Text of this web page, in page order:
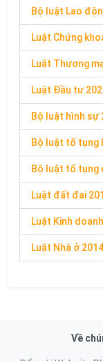
Bộ luật Lao
Luật Chứng
Luật Thương
Luật Đầu tư
Bộ luật hình sự
Bộ luật tố tụng
Bộ luật tố tụng
Luật đất đai
Luật Kinh
Luật Nhà ở 2014
Về